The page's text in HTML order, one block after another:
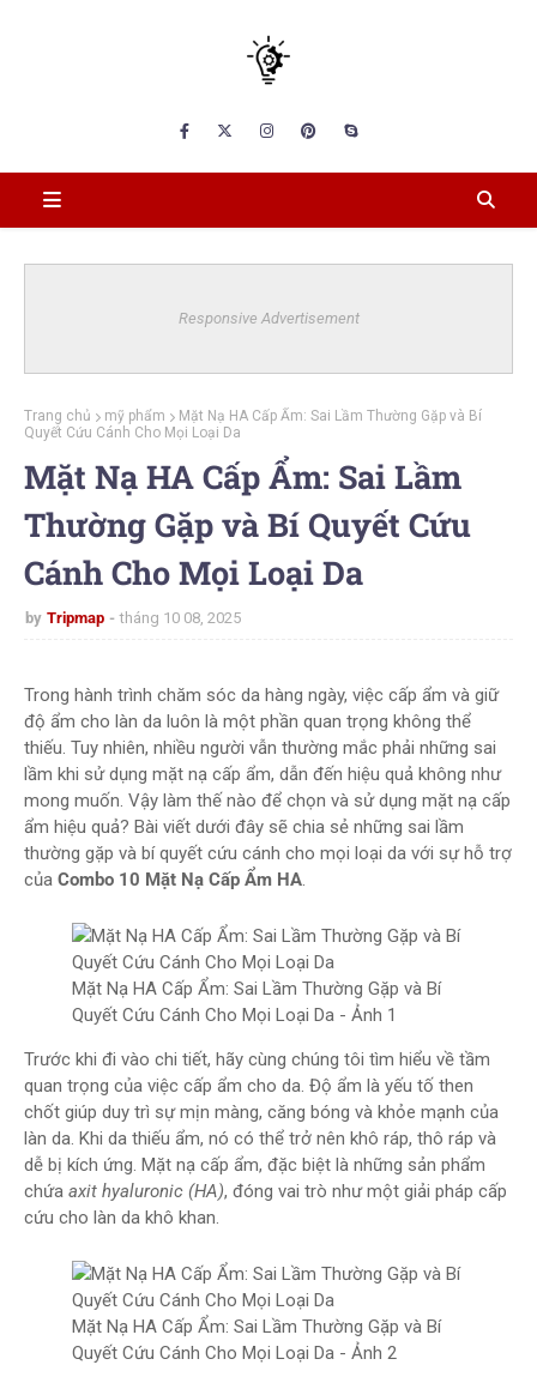
Responsive Advertisement
Trang chủ mỹ phẩm
Mặt Nạ HA Cấp Ẩm: Sai Lầm Thường Gặp và Bí
Quyết Cứu Cánh Cho Mọi Loại Da
Mặt Nạ HA Cấp Ẩm: Sai Lầm
Thường Gặp và Bí Quyết Cứu
Cánh Cho Mọi Loại Da
by Tripmap tháng 10 08, 2025
Trong hành trình chăm sóc da hàng ngày, việc cấp ẩm và giữ
độ ẩm cho làn da luôn là một phần quan trọng không thể
thiếu. Tuy nhiên, nhiều người vẫn thường mắc phải những sai
lầm khi sử dụng mặt nạ cấp ẩm, dẫn đến hiệu quả không như
mong muốn. Vậy làm thế nào để chọn và sử dụng mặt nạ cấp
ẩm hiệu quả? Bài viết dưới đây sẽ chia sẻ những sai lầm
thường gặp và bí quyết cứu cánh cho mọi loại da với sự hỗ trợ
của Combo 10 Mặt Nạ Cấp Ẩm HA.
Mặt Nạ HA Cấp Ẩm: Sai Lầm Thường Gặp và Bí
Quyết Cứu Cánh Cho Mọi Loại Da - Ảnh 1
Trước khi đi vào chi tiết, hãy cùng chúng tôi tìm hiểu về tầm
quan trọng của việc cấp ẩm cho da. Độ ẩm là yếu tố then
chốt giúp duy trì sự mịn màng, căng bóng và khỏe mạnh của
làn da. Khi da thiếu ẩm, nó có thể trở nên khô ráp, thô ráp và
dễ bị kích ứng. Mặt nạ cấp ẩm, đặc biệt là những sản phẩm
chứa axit hyaluronic (HA), đóng vai trò như một giải pháp cấp
cứu cho làn da khô khan.
Mặt Nạ HA Cấp Ẩm: Sai Lầm Thường Gặp và Bí
Quyết Cứu Cánh Cho Mọi Loại Da - Ảnh 2